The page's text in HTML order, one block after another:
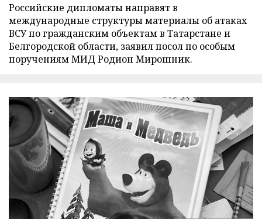
Российские дипломаты направят в
международные структуры материалы об атаках
ВСУ по гражданским объектам в Татарстане и
Белгородской области, заявил посол по особым
поручениям МИД Родион Мирошник.